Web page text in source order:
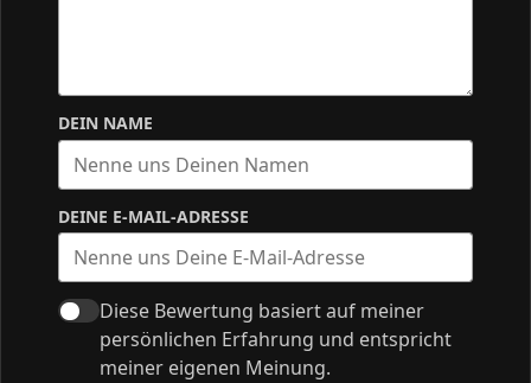
DEIN NAME
DEINE E-MAIL-ADRESSE
Diese Bewertung basiert auf meiner
persönlichen Erfahrung und entspricht
meiner eigenen Meinung.